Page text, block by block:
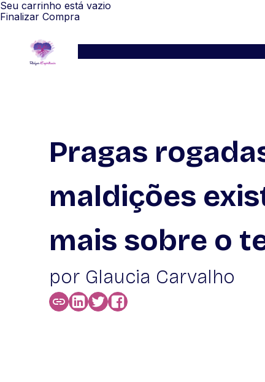
Seu carrinho está vazio
Finalizar Compra
Pragas
maldições
mais sobre o
por Glaucia Carvalho